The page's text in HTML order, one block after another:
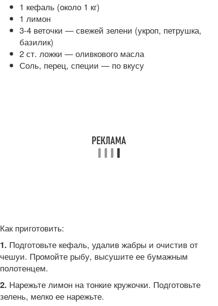
1 кефаль (около 1 кг)
1 лимон
3-4 веточки — свежей зелени (укроп, петрушка,
базилик)
2 ст. ложки — оливкового масла
Соль, перец, специи — по вкусу
Как приготовить:
1. Подготовьте кефаль, удалив жабры и очистив от
чешуи. Промойте рыбу, высушите ее бумажным
полотенцем.
2. Нарежьте лимон на тонкие кружочки. Подготовьте
зелень, мелко ее нарежьте.